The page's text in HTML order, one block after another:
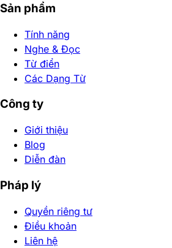
Sản phẩm
Tính năng
Nghe & Đọc
Từ điển
Các Dạng Từ
Công ty
Giới thiệu
Blog
Diễn đàn
Pháp lý
Quyền riêng tư
Điều khoản
Liên hệ